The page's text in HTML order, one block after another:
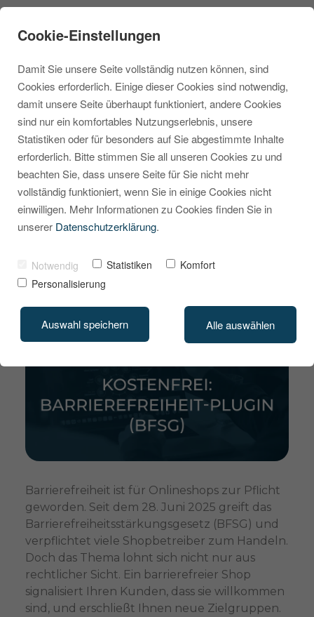
Dieses kostenfreie
Plugin macht Ihren
Shopware-Shop
barrierefrei
MARCEL KRIPPENDORF
Barrierefreiheit ist für Onlineshops zur Pflicht
geworden. Seit dem 28. Juni 2025 greift das
Barrierefreiheitsstärkungsgesetz (BFSG) und
verpflichtet viele Shopbetreiber zum Handeln.
Doch das Thema lohnt sich nicht nur aus
rechtlicher Sicht. Ein barrierefreier Shop
signalisiert Ihren Kunden, dass sie willkommen
sind, und erschließt Ihnen neue Zielgruppen.
Cookie-Einstellungen
Damit Sie unsere Seite vollständig nutzen können, sind
Cookies erforderlich. Einige dieser Cookies sind notwendig,
damit unsere Seite überhaupt funktioniert, andere Cookies
sind nur ein komfortables Nutzungserlebnis, unsere
Statistiken oder für besonders auf Sie abgestimmte Inhalte
erforderlich. Bitte stimmen Sie all unseren Cookies zu und
beachten Sie, dass unsere Seite für Sie nicht mehr
vollständig funktioniert, wenn Sie in einige Cookies nicht
einwilligen. Mehr Informationen zu Cookies finden Sie in
unserer Datenschutzerklärung.
Notwendig Statistiken
Komfort
Personalisierung
Auswahl speichern Alle auswählen